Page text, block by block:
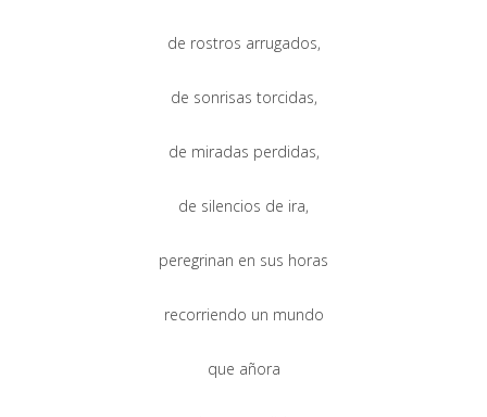
de rostros arrugados,
de sonrisas torcidas,
de miradas perdidas,
de silencios de ira,
peregrinan en sus horas
recorriendo un mundo
que añora